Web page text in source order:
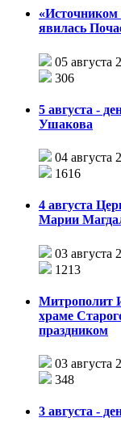
«Источником
явилась
05 августа
306
5 августа -
Ушакова
04 августа
1616
4 августа
Марии
03 августа
1213
Митрополит
храме
праздником
03 августа
348
3 августа -